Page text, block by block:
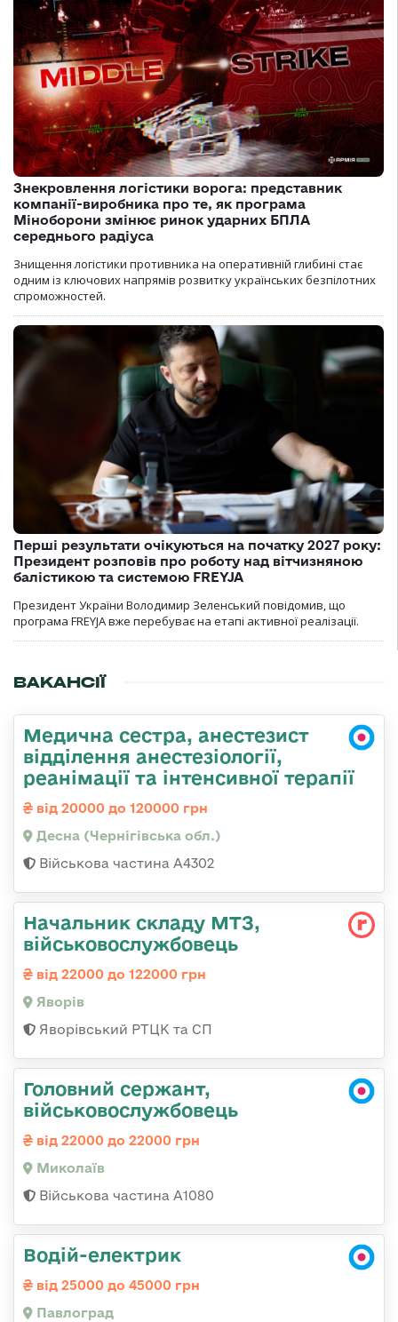
Знекровлення логістики ворога: представник
компанії-виробника про те, як програма
Міноборони змінює ринок ударних БПЛА
середнього радіуса
Знищення логістики противника на оперативній глибині стає
одним із ключових напрямів розвитку українських безпілотних
спроможностей.
Перші результати очікуються на початку 2027 року:
Президент розповів про роботу над вітчизняною
балістикою та системою FREYJA
Президент України Володимир Зеленський повідомив, що
програма FREYJA вже перебуває на етапі активної реалізації.
ВАКАНСІЇ
Медична сестра, анестезист
відділення анестезіології,
реанімації та інтенсивної терапії
від 20000 до 120000 грн
Десна (Чернігівська обл.)
Військова частина А4302
Начальник складу МТЗ,
військовослужбовець
від 22000 до 122000 грн
Яворів
Яворівський РТЦК та СП
Головний сержант,
військовослужбовець
від 22000 до 22000 грн
Миколаїв
Військова частина А1080
Водій-електрик
від 25000 до 45000 грн
Павлоград